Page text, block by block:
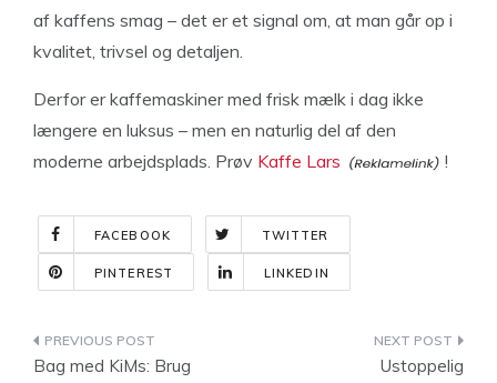
af kaffens smag – det er et signal om, at man går op i
kvalitet, trivsel og detaljen.
Derfor er kaffemaskiner med frisk mælk i dag ikke
længere en luksus – men en naturlig del af den
moderne arbejdsplads. Prøv Kaffe Lars !
FACEBOOK TWITTER
PINTEREST LINKEDIN
Indlægsnavigation
Bag med KiMs: Brug
Ustoppelig